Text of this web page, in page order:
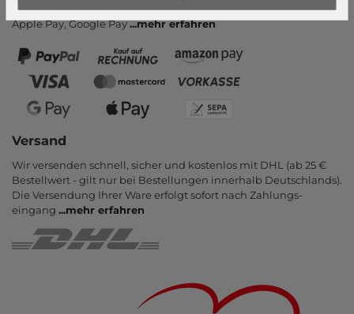
PayPal, Kauf auf Rechnung, Amazon Pay, Vor­kasse, Kredit­karte,
Apple Pay, Google Pay...mehr erfahren
Versand
Wir versenden schnell, sicher und kostenlos mit DHL (ab 25 €
Bestell­wert - gilt nur bei Bestel­lungen inner­halb Deutsch­lands).
Die Ver­sendung Ihrer Ware er­folgt sofort nach Zahlungs­
eingang ...mehr erfahren